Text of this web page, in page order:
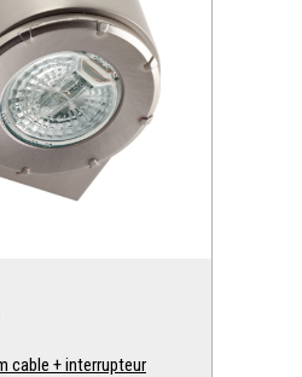
cable + interrupteur